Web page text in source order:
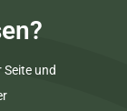
Seite und
r